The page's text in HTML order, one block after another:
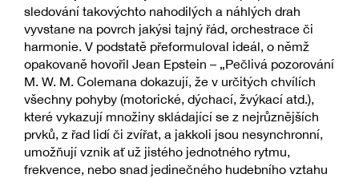
sledování takovýchto nahodilých a náhlých drah
vyvstane na povrch jakýsi tajný řád, orchestrace či
harmonie. V podstatě přeformuloval ideál, o němž
opakovaně hovořil Jean Epstein – „Pečlivá pozorování
M. W. M. Colemana dokazují, že v určitých chvílích
všechny pohyby (motorické, dýchací, žvýkací atd.),
které vykazují množiny skládající se z nejrůznějších
prvků, z řad lidí či zvířat, a jakkoli jsou nesynchronní,
umožňují vznik ať už jistého jednotného rytmu,
frekvence, nebo snad jedinečného hudebního vztahu